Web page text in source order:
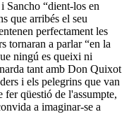
Sancho “dient-los en
que arribés el seu
perfectament les
tornaran a parlar “en la
ningú es queixi ni
tant amb Don Quixot
i els pelegrins que van
fer qüestió de l'assumpte,
a imaginar-se a